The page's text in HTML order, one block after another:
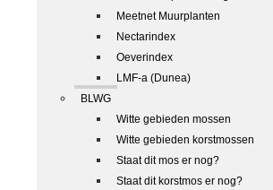
Meetnet Muurplanten
Nectarindex
Oeverindex
LMF-a (Dunea)
BLWG
Witte gebieden mossen
Witte gebieden korstmossen
Staat dit mos er nog?
Staat dit korstmos er nog?